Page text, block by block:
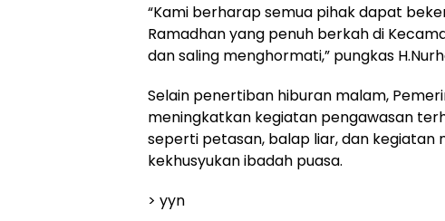
“Kami berharap semua pihak dapat
Ramadhan yang penuh berkah di
dan saling menghormati,” pungkas
Selain penertiban hiburan malam,
meningkatkan kegiatan pengawasan
seperti petasan, balap liar, dan
kekhusyukan ibadah puasa.
> yyn